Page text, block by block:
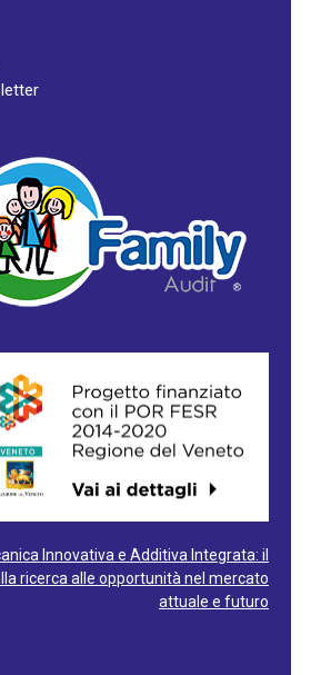
Innovativa e Additiva Integrata: il
ricerca alle opportunità nel mercato
attuale e futuro